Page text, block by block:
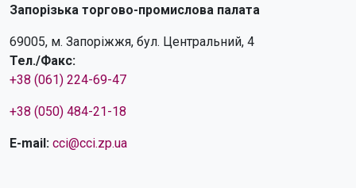
Запорізька торгово-промислова палата
69005, м. Запоріжжя, бул. Центральний, 4
Тел./Факс:
+38 (061) 224-69-47
+38 (050) 484-21-18
E-mail: cci@cci.zp.ua